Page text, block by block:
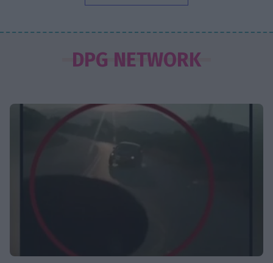
Ειρήνη Νικολοπούλου: «Το Tik Tok
έχει γίνει το σόου όλου του
Σακίρα: Αυτές είναι οι 7 τροφές που
την κρατούν «αγέραστη» στα 49
DPG NETWORK